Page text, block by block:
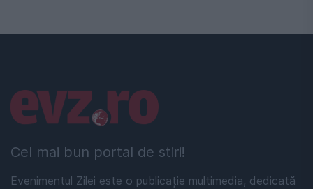
Cel mai bun portal de stiri!
Evenimentul Zilei este o publicație multimedia, dedicată
Linkuri utile